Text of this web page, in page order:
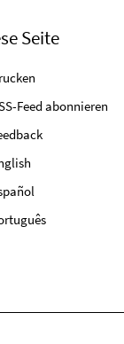
Seite
Feed abonnieren